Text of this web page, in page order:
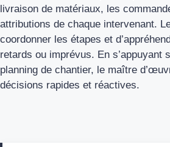
livraison de matériaux, les
attributions de chaque intervenant.
coordonner les étapes et
retards ou imprévus. En s’appuyant
planning de chantier, le maître
décisions rapides et réactives.